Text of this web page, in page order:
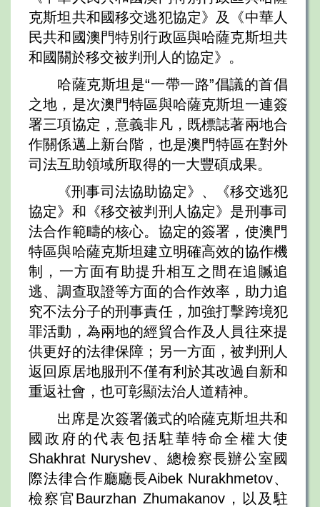
克斯坦共和國移交逃犯協定》及《中華人
民共和國澳門特別行政區與哈薩克斯坦共
和國關於移交被判刑人的協定》。
哈薩克斯坦是“一帶一路”倡議的首倡
之地，是次澳門特區與哈薩克斯坦一連簽
署三項協定，意義非凡，既標誌著兩地合
作關係邁上新台階，也是澳門特區在對外
司法互助領域所取得的一大豐碩成果。
《刑事司法協助協定》、《移交逃犯
協定》和《移交被判刑人協定》是刑事司
法合作範疇的核心。協定的簽署，使澳門
特區與哈薩克斯坦建立明確高效的協作機
制，一方面有助提升相互之間在追贓追
逃、調查取證等方面的合作效率，助力追
究不法分子的刑事責任，加強打擊跨境犯
罪活動，為兩地的經貿合作及人員往來提
供更好的法律保障；另一方面，被判刑人
返回原居地服刑不僅有利於其改過自新和
重返社會，也可彰顯法治人道精神。
出席是次簽署儀式的哈薩克斯坦共和
國政府的代表包括駐華特命全權大使
Shakhrat Nuryshev、總檢察長辦公室國
際法律合作廳廳長Aibek Nurakhmetov、
檢察官Baurzhan Zhumakanov，以及駐